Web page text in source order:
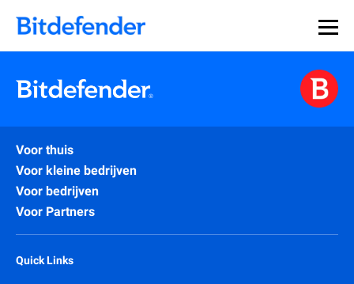
Voor thuis
Voor kleine bedrijven
Voor bedrijven
Voor Partners
Quick Links